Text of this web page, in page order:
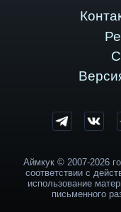
Аймкук © 2007-2026
соответствии с
использование
письменного